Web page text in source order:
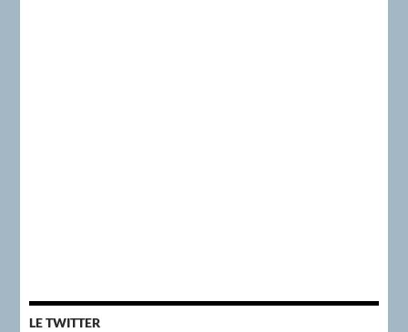
LE TWITTER